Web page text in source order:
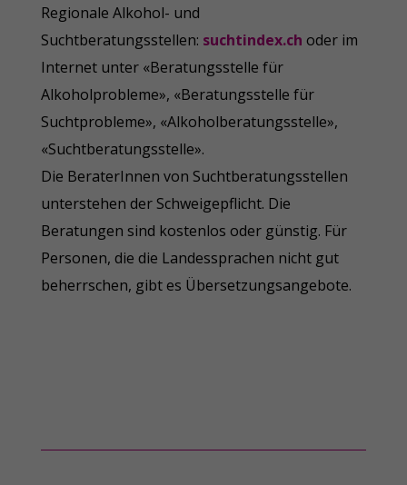
Regionale Alkohol- und
Suchtberatungsstellen: suchtindex.ch oder im
Internet unter «Beratungsstelle für
Alkoholprobleme», «Beratungsstelle für
Suchtprobleme», «Alkoholberatungsstelle»,
«Suchtberatungsstelle».
Die BeraterInnen von Suchtberatungsstellen
unterstehen der Schweigepflicht. Die
Beratungen sind kostenlos oder günstig. Für
Personen, die die Landessprachen nicht gut
beherrschen, gibt es Übersetzungsangebote.